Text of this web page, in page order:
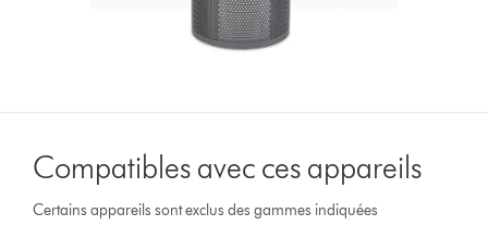
Compatibles avec ces appareils
Certains appareils sont exclus des gammes indiquées